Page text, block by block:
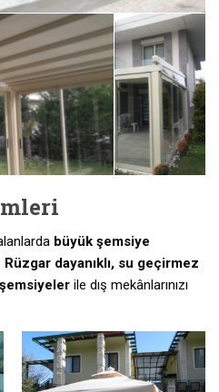
büyük şemsiye
Rüzgar dayanıklı, su geçirmez
ile dış mekânlarınızı